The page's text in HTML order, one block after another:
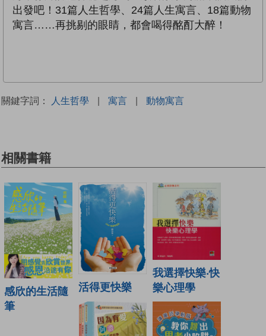
出發吧！31篇人生哲學、24篇人生寓言、18篇動物
寓言……再挑剔的眼睛，都會喝得酩酊大醉！
關鍵字詞： 人生哲學 | 寓言 | 動物寓言
相關書籍
感欣的生活隨
筆
活得更快樂
我選擇快樂‧快
樂心理學